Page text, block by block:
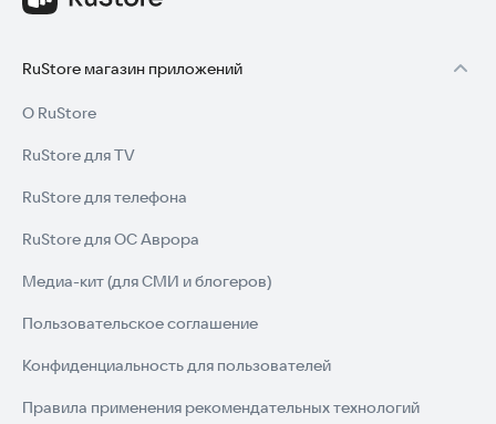
RuStore магазин приложений
О RuStore
RuStore для TV
RuStore для телефона
RuStore для ОС Аврора
Медиа-кит (для СМИ и блогеров)
Пользовательское соглашение
Конфиденциальность для пользователей
Правила применения рекомендательных технологий